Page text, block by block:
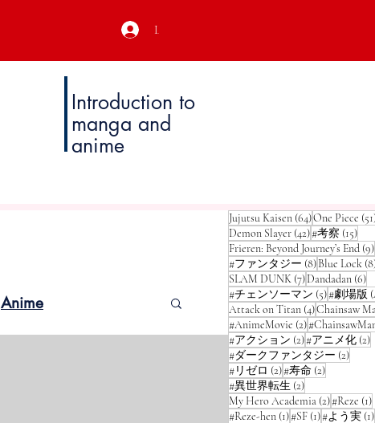
Login
Introduction to
manga and
anime
Anime
Jujutsu Kaisen (64)64 posts
One Piece
Demon Slayer (42)42 posts
#考察 (15)15
Frieren: Beyond Journey’s End (9)
#ファンタジー (8)8 posts
Blue Lock
SLAM DUNK (7)7 posts
Dandadan (6)6
#チェンソーマン (5)5 posts
#劇場版
Attack on Titan (4)4 posts
Chainsaw
#AnimeMovie (2)2 posts
#アクション (2)2 posts
#アニメ化 (2)
#ダークファンタジー (2)2
#リゼロ (2)2 posts
#寿命 (2)2 posts
#異世界転生 (2)2 posts
My Hero Academia (2)2 posts
#Reze (1)
#Reze-hen (1)1 post
#SF (1)1 post
#よう実 (1)